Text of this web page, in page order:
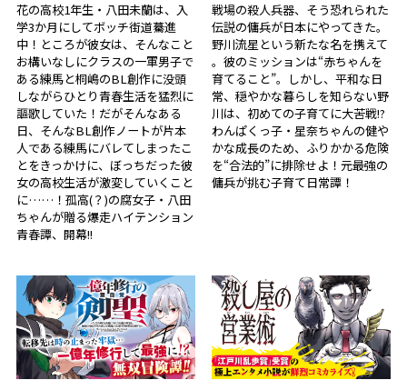
花の高校1年生・八田未蘭は、入
学3か月にしてボッチ街道驀進
中！ところが彼女は、そんなこと
お構いなしにクラスの一軍男子で
ある練馬と桐嶋のBL創作に没頭
しながらひとり青春生活を猛烈に
謳歌していた！だがそんなある
日、そんなBL創作ノートが片本
人である練馬にバレてしまったこ
とをきっかけに、ぼっちだった彼
女の高校生活が激変していくこと
に……！孤高(？)の腐女子・八田
ちゃんが贈る爆走ハイテンション
青春譚、開幕!!
戦場の殺人兵器、そう恐れられた
伝説の傭兵が日本にやってきた。
野川流星という新たな名を携えて
――。彼のミッションは“赤ちゃんを
育てること”。しかし、平和な日
常、穏やかな暮らしを知らない野
川は、初めての子育てに大苦戦!?
わんぱくっ子・星奈ちゃんの健や
かな成長のため、ふりかかる危険
を“合法的”に排除せよ！元最強の
傭兵が挑む子育て日常譚！